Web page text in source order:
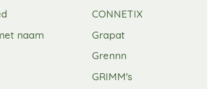
naam
CONNETIX
Grapat
Grennn
GRIMM's